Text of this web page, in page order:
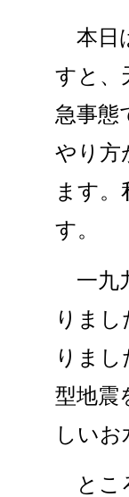
本日
すと、
急事態
やり方
ます
す。
一九
りま
りま
型地震
しい
とこ